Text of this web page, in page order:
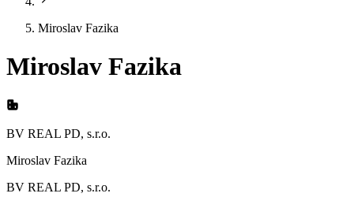
Miroslav Fazika
Miroslav Fazika
BV REAL PD, s.r.o.
Miroslav Fazika
BV REAL PD, s.r.o.